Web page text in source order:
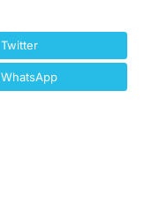
Twitter
WhatsApp